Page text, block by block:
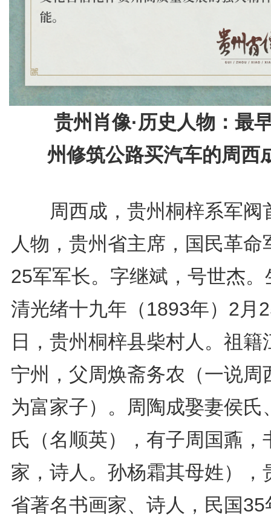
贵州肖像·历史人物：最
州修筑公路买汽车的周西
周西成，贵州桐梓系军阀
人物，贵州省主席，国民革命
25军军长。字继斌，号世杰。
清光绪十九年（1893年）2月
日，贵州桐梓县柴村人。祖籍
宁州，父周焕斋务农（一说周
为富家子）。周陶成娶妻侯氏
氏（名顺英），有子周国鼒，
家，诗人。孙杨霜其母姓），
省著名书画家、诗人，民国35